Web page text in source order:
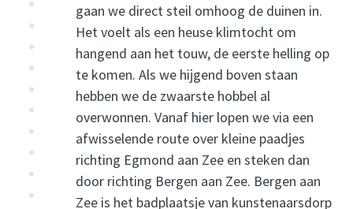
gaan we direct steil omhoog de duinen in.
Het voelt als een heuse klimtocht om
hangend aan het touw, de eerste helling op
te komen. Als we hijgend boven staan
hebben we de zwaarste hobbel al
overwonnen. Vanaf hier lopen we via een
afwisselende route over kleine paadjes
richting Egmond aan Zee en steken dan
door richting Bergen aan Zee. Bergen aan
Zee is het badplaatsje van kunstenaarsdorp